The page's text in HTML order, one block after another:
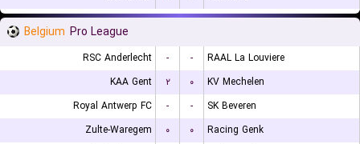
Belgium Pro League
RSC Anderlecht - -
RAAL La Louviere
KAA Gent
۲ ۰
KV Mechelen
Royal Antwerp FC
- -
SK Beveren
Zulte-Waregem
۰ ۰
Racing Genk